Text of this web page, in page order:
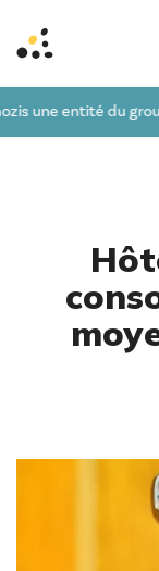
entité du groupe